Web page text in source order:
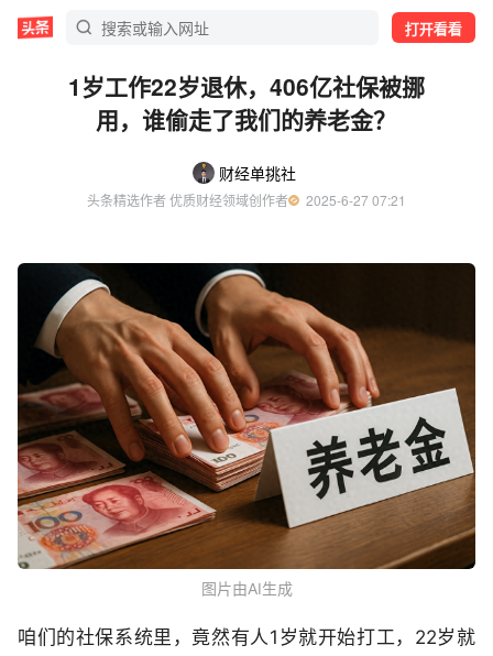
打开看看
1岁工作22岁退休，406亿社保被挪
用，谁偷走了我们的养老金？
财经单挑社
头条精选作者 优质财经领域创作者
  2025-6-27 07:21
图片由AI生成
咱们的社保系统里，竟然有人1岁就开始打工，22岁就